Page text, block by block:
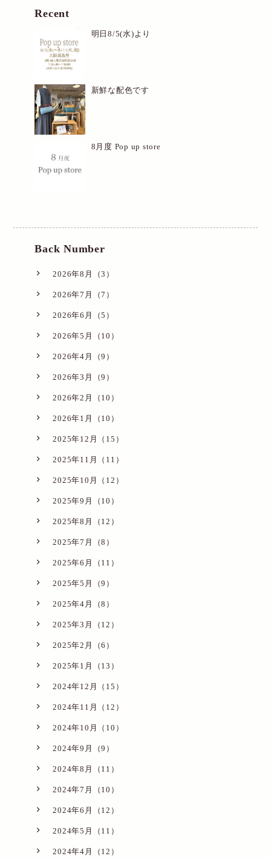
Recent
明日8/5(水)より
新鮮な配色です
8月度 Pop up store
Back Number
2026年8月（3）
2026年7月（7）
2026年6月（5）
2026年5月（10）
2026年4月（9）
2026年3月（9）
2026年2月（10）
2026年1月（10）
2025年12月（15）
2025年11月（11）
2025年10月（12）
2025年9月（10）
2025年8月（12）
2025年7月（8）
2025年6月（11）
2025年5月（9）
2025年4月（8）
2025年3月（12）
2025年2月（6）
2025年1月（13）
2024年12月（15）
2024年11月（12）
2024年10月（10）
2024年9月（9）
2024年8月（11）
2024年7月（10）
2024年6月（12）
2024年5月（11）
2024年4月（12）